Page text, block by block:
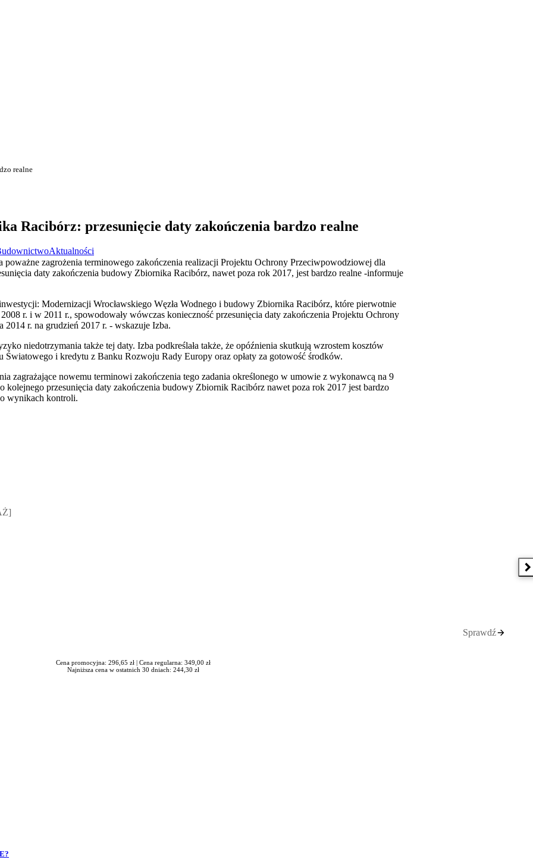
realne
Racibórz: przesunięcie daty zakończenia bardzo realne
Aktualności
poważne zagrożenia terminowego zakończenia realizacji Projektu Ochrony Przeciwpowodziowej dla
daty zakończenia budowy Zbiornika Racibórz, nawet poza rok 2017, jest bardzo realne -informuje
Modernizacji Wrocławskiego Węzła Wodnego i budowy Zbiornika Racibórz, które pierwotnie
r. i w 2011 r., spowodowały wówczas konieczność przesunięcia daty zakończenia Projektu Ochrony
r. na grudzień 2017 r. - wskazuje Izba.
niedotrzymania także tej daty. Izba podkreślała także, że opóźnienia skutkują wzrostem kosztów
Światowego i kredytu z Banku Rozwoju Rady Europy oraz opłaty za gotowość środków.
zagrażające nowemu terminowi zakończenia tego zadania określonego w umowie z wykonawcą na 9
przesunięcia daty zakończenia budowy Zbiornik Racibórz nawet poza rok 2017 jest bardzo
wynikach kontroli.
Jakubik, Rafał Prabucki - otwiera się w nowym oknie
Sprawdź
Cena promocyjna: 296,65 zł | Cena regularna: 349,00 zł
Najniższa cena w ostatnich 30 dniach: 244,30 zł